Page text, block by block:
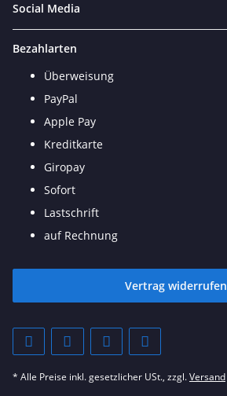
Social Media
Bezahlarten
Überweisung
PayPal
Apple Pay
Kreditkarte
Giropay
Sofort
Lastschrift
auf Rechnung
Vertrag widerrufen
* Alle Preise inkl. gesetzlicher USt., zzgl.Versand